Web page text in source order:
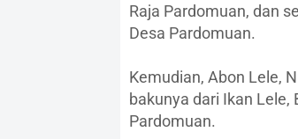
Raja Pardomuan, dan
Desa Pardomuan.
Kemudian, Abon Lele,
bakunya dari Ikan Lele,
Pardomuan.